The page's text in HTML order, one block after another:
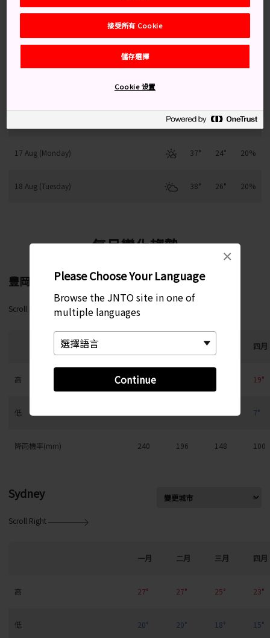
Please Choose Your Language
Browse the JNTO site in one of
multiple languages
Continue
×
36° 24° 20%
17 Aug (Monday) 37° 24° 20%
18 Aug (Tuesday) 38° 26° 20%
每月變化趨勢
豐岡
Scroll Right
四月
高 7° 19°
低 7°
降雨機率(mm) 240 196 148 100
Sydney
Scroll Right
一月 二月 三月 四月
高 27° 27° 25° 23°
低 20° 20° 18° 15°
接受所有 Cookie
儲存選擇
Cookie 设置